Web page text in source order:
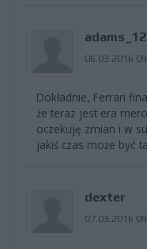
06.03.2016
Dokładnie, Ferrari
że teraz jest era
oczekuję zmian i w
jakiś czas może być
dexter
07.03.2016